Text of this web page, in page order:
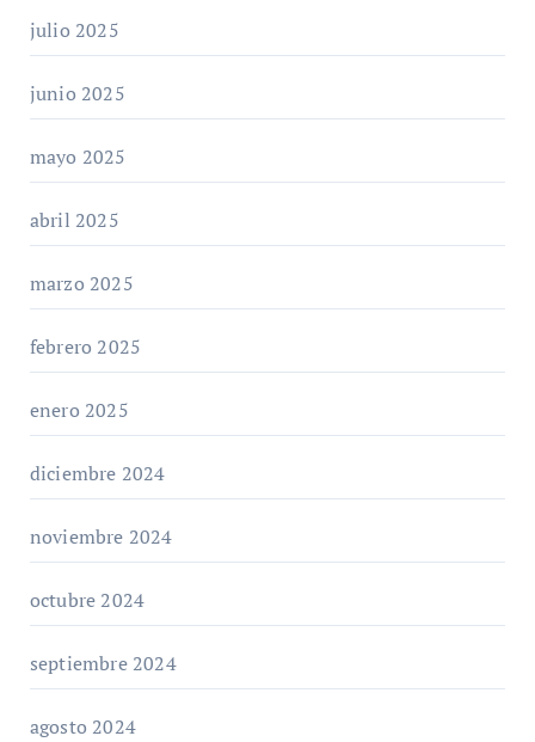
julio 2025
junio 2025
mayo 2025
abril 2025
marzo 2025
febrero 2025
enero 2025
diciembre 2024
noviembre 2024
octubre 2024
septiembre 2024
agosto 2024